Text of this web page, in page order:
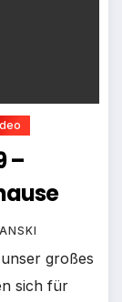
–
großes
sich für